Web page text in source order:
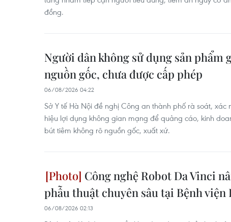
đồng.
Người dân không sử dụng sản phẩm
nguồn gốc, chưa được cấp phép
06/08/2026 04:22
Sở Y tế Hà Nội đề nghị Công an thành phố rà soát, xác
hiệu lợi dụng không gian mạng để quảng cáo, kinh
bút tiêm không rõ nguồn gốc, xuất xứ.
Công nghệ Robot Da Vinci
phẫu thuật chuyên sâu tại Bệnh viện
06/08/2026 02:13